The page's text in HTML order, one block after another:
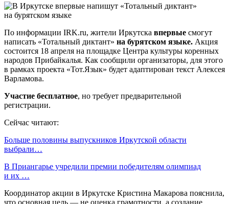
По информации IRK.ru, жители Иркутска впервые смогут
написать «Тотальный диктант» на бурятском языке. Акция
состоится 18 апреля на площадке Центра культуры коренных
народов Прибайкалья. Как сообщили организаторы, для этого
в рамках проекта «Тот.Язык» будет адаптирован текст Алексея
Варламова.
Участие бесплатное, но требует предварительной
регистрации.
Сейчас читают:
Больше половины выпускников Иркутской области
выбрали…
В Приангарье учредили премии победителям олимпиад
и их …
Координатор акции в Иркутске Кристина Макарова пояснила,
что основная цель — не оценка грамотности, а создание